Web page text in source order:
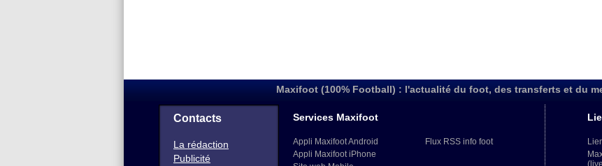
Maxifoot (100% Football) : l'actualité du foot, des transferts et du
Contacts
La rédaction
Publicité
Services Maxifoot
Appli Maxifoot Android
Appli Maxifoot iPhone
Flux RSS info foot